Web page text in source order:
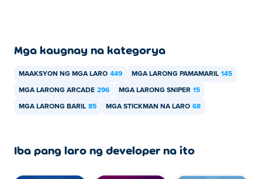
Mga kaugnay na kategorya
MAAKSYON NG MGA LARO 449 MGA LARONG PAMAMARIL 145
MGA LARONG ARCADE 296 MGA LARONG SNIPER 15
MGA LARONG BARIL 85 MGA STICKMAN NA LARO 68
Iba pang laro ng developer na ito